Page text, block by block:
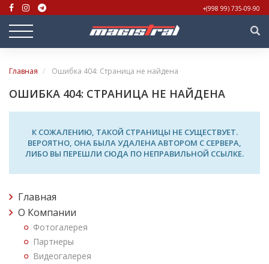
+(998 99) 735-09-90
Главная Ошибка 404: Страница не найдена
ОШИБКА 404: СТРАНИЦА НЕ НАЙДЕНА
К СОЖАЛЕНИЮ, ТАКОЙ СТРАНИЦЫ НЕ СУЩЕСТВУЕТ.
ВЕРОЯТНО, ОНА БЫЛА УДАЛЕНА АВТОРОМ С СЕРВЕРА,
ЛИБО ВЫ ПЕРЕШЛИ СЮДА ПО НЕПРАВИЛЬНОЙ ССЫЛКЕ.
Главная
О Компании
Фотогалерея
Партнеры
Видеогалерея